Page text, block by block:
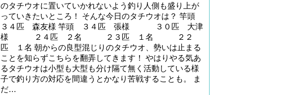
のタチウオに置いていかれないよう釣り人側も盛り上が
っていきたいところ！ そんな今日のタチウオは？ 竿頭
３４匹 森友様 竿頭 ３４匹 張様 ３０匹 大津
様 ２４匹 ２名 ２３匹 １名 ２２
匹 １名 朝からの良型混じりのタチウオ、勢いは止まる
ことを知らずこちらを翻弄してきます！ やはりやる気あ
るタチウオは小型も大型も分け隔て無く活動している様
子で釣り方の対応を間違うとかなり苦戦することも。 ま
だ…